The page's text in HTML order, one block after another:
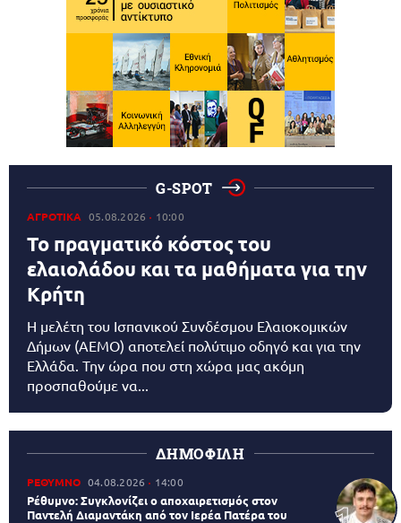
G-SPOT
ΑΓΡΟΤΙΚΑ 05.08.2026 10:00
Το πραγματικό κόστος του
ελαιολάδου και τα μαθήματα για την
Κρήτη
Η μελέτη του Ισπανικού Συνδέσμου Ελαιοκομικών
Δήμων (AEMO) αποτελεί πολύτιμο οδηγό και για την
Ελλάδα. Την ώρα που στη χώρα μας ακόμη
προσπαθούμε να...
ΔΗΜΟΦΙΛΗ
ΡΕΘΥΜΝΟ 04.08.2026 14:00
Ρέθυμνο: Συγκλονίζει ο αποχαιρετισμός στον
Παντελή Διαμαντάκη από τον Ιερέα Πατέρα του